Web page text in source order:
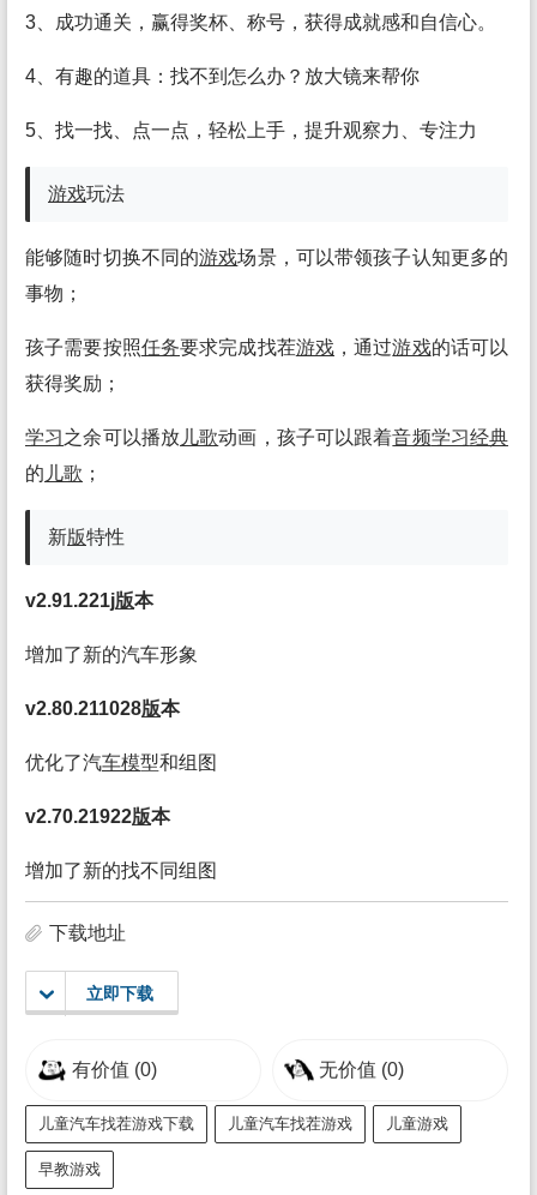
3、成功通关，赢得奖杯、称号，获得成就感和自信心。
4、有趣的道具：找不到怎么办？放大镜来帮你
5、找一找、点一点，轻松上手，提升观察力、专注力
游戏玩法
能够随时切换不同的游戏场景，可以带领孩子认知更多的
事物；
孩子需要按照任务要求完成找茬游戏 ，通过游戏的话可以
获得奖励；
学习之余可以播放 儿歌动画，孩子可以跟着音频学习经典
的 儿歌 ；
新版特性
v2.91.221j版本
增加了新的汽车形象
v2.80.211028版本
优化了汽车模型和组图
v2.70.21922版本
增加了新的找不同组图
下载地址
立即下载
有价值 (0) 无价值 (0)
儿童汽车找茬游戏下载 儿童汽车找茬游戏 儿童游戏
早教游戏